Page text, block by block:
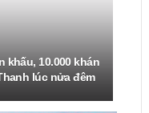
khấu, 10.000 khán
lúc nửa đêm